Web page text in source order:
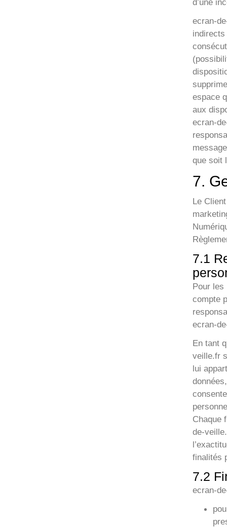
d’une
ecran-
indirects
espace
aux
ecran-
que soit
7.
Le
7.1
Pour les
compte
ecran-
En tant
veille.fr
lui
Chaque
de-
finalités
7.2
ecran-